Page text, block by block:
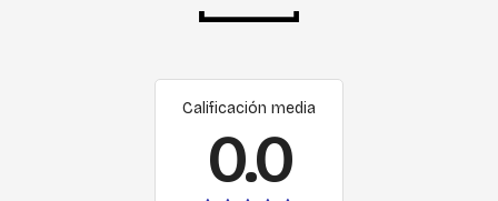
Calificación media
0.0